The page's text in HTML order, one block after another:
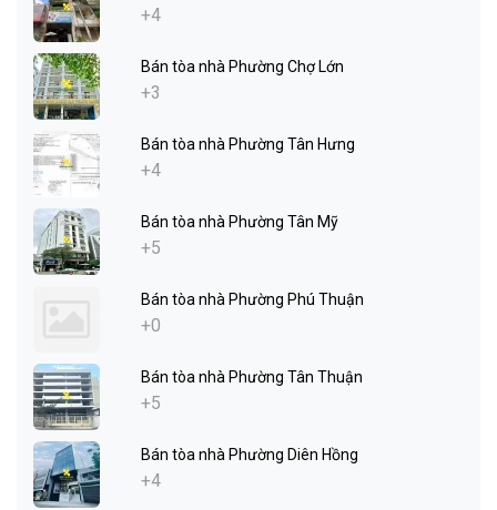
+4
Bán tòa nhà Phường Chợ Lớn
+3
Bán tòa nhà Phường Tân Hưng
+4
Bán tòa nhà Phường Tân Mỹ
+5
Bán tòa nhà Phường Phú Thuận
+0
Bán tòa nhà Phường Tân Thuận
+5
Bán tòa nhà Phường Diên Hồng
+4